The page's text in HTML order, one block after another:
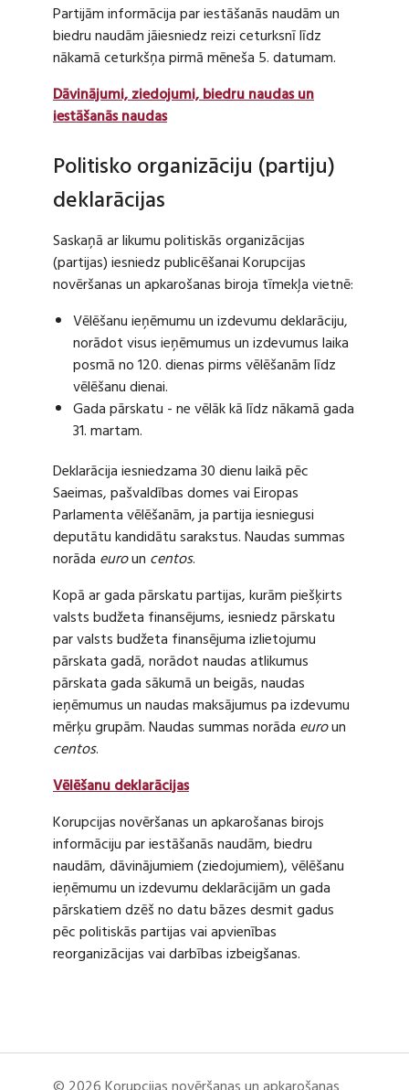
Partijām informācija par iestāšanās naudām un
biedru naudām jāiesniedz reizi ceturksnī līdz
nākamā ceturkšņa pirmā mēneša 5. datumam.
Dāvinājumi, ziedojumi, biedru naudas un
iestāšanās naudas
Politisko organizāciju (partiju)
deklarācijas
Saskaņā ar likumu politiskās organizācijas
(partijas) iesniedz publicēšanai Korupcijas
novēršanas un apkarošanas biroja tīmekļa vietnē:
Vēlēšanu ieņēmumu un izdevumu deklarāciju,
norādot visus ieņēmumus un izdevumus laika
posmā no 120. dienas pirms vēlēšanām līdz
vēlēšanu dienai.
Gada pārskatu - ne vēlāk kā līdz nākamā gada
31. martam.
Deklarācija iesniedzama 30 dienu laikā pēc
Saeimas, pašvaldības domes vai Eiropas
Parlamenta vēlēšanām, ja partija iesniegusi
deputātu kandidātu sarakstus. Naudas summas
norāda euroun centos.
Kopā ar gada pārskatu partijas, kurām piešķirts
valsts budžeta finansējums, iesniedz pārskatu
par valsts budžeta finansējuma izlietojumu
pārskata gadā, norādot naudas atlikumus
pārskata gada sākumā un beigās, naudas
ieņēmumus un naudas maksājumus pa izdevumu
mērķu grupām. Naudas summas norāda euroun
centos.
Vēlēšanu deklarācijas
Korupcijas novēršanas un apkarošanas birojs
informāciju par iestāšanās naudām, biedru
naudām, dāvinājumiem (ziedojumiem), vēlēšanu
ieņēmumu un izdevumu deklarācijām un gada
pārskatiem dzēš no datu bāzes desmit gadus
pēc politiskās partijas vai apvienības
reorganizācijas vai darbības izbeigšanas.